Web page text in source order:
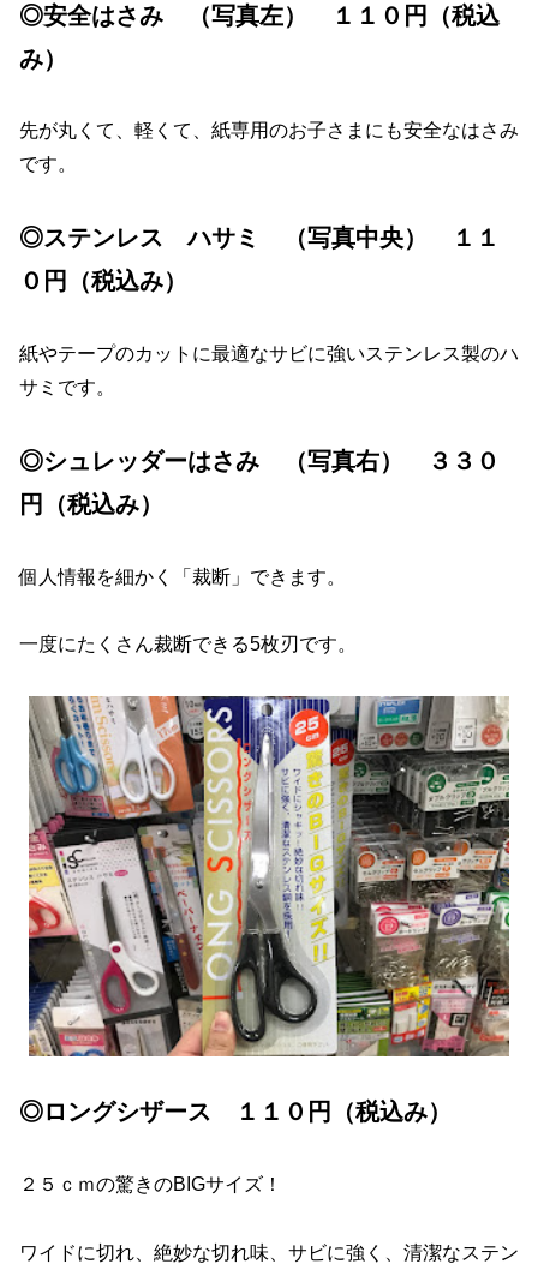
◎安全はさみ （写真左） １１０円（税込
み）
先が丸くて、軽くて、紙専用のお子さまにも安全なはさみ
です。
◎ステンレス ハサミ （写真中央） １１
０円（税込み）
紙やテープのカットに最適なサビに強いステンレス製のハ
サミです。
◎シュレッダーはさみ （写真右） ３３０
円（税込み）
個人情報を細かく「裁断」できます。
一度にたくさん裁断できる5枚刃です。
◎ロングシザース １１０円（税込み）
２５ｃｍの驚きのBIGサイズ！
ワイドに切れ、絶妙な切れ味、サビに強く、清潔なステン